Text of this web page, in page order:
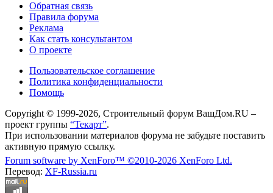
Обратная связь
Правила форума
Реклама
Как стать консультантом
О проекте
Пользовательское соглашение
Политика конфиденциальности
Помощь
Copyright © 1999-2026, Строительный форум ВашДом.RU –
проект группы “Текарт”.
При использовании материалов форума не забудьте поставить
активную прямую ссылку.
Forum software by XenForo™ ©2010-2026 XenForo Ltd.
Перевод: XF-Russia.ru